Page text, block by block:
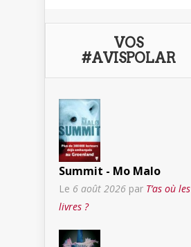
VOS
#AVISPOLAR
Summit - Mo Malo
Le 6 août 2026 par T’as où les
livres ?